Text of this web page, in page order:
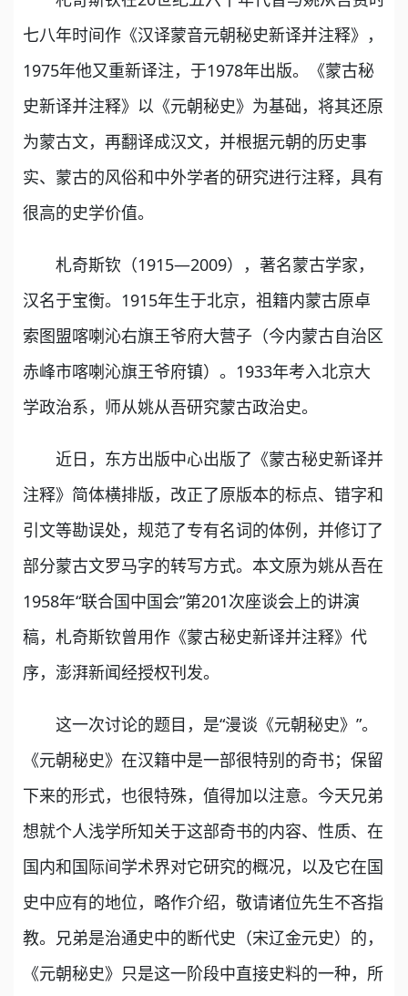
七八年时间作《汉译蒙音元朝秘史新译并注释》，
1975年他又重新译注，于1978年出版。《蒙古秘
史新译并注释》以《元朝秘史》为基础，将其还原
为蒙古文，再翻译成汉文，并根据元朝的历史事
实、蒙古的风俗和中外学者的研究进行注释，具有
很高的史学价值。
札奇斯钦（1915—2009），著名蒙古学家，
汉名于宝衡。1915年生于北京，祖籍内蒙古原卓
索图盟喀喇沁右旗王爷府大营子（今内蒙古自治区
赤峰市喀喇沁旗王爷府镇）。1933年考入北京大
学政治系，师从姚从吾研究蒙古政治史。
近日，东方出版中心出版了《蒙古秘史新译并
注释》简体横排版，改正了原版本的标点、错字和
引文等勘误处，规范了专有名词的体例，并修订了
部分蒙古文罗马字的转写方式。本文原为姚从吾在
1958年“联合国中国会”第201次座谈会上的讲演
稿，札奇斯钦曾用作《蒙古秘史新译并注释》代
序，澎湃新闻经授权刊发。
这一次讨论的题目，是“漫谈《元朝秘史》”。
《元朝秘史》在汉籍中是一部很特别的奇书；保留
下来的形式，也很特殊，值得加以注意。今天兄弟
想就个人浅学所知关于这部奇书的内容、性质、在
国内和国际间学术界对它研究的概况，以及它在国
史中应有的地位，略作介绍，敬请诸位先生不吝指
教。兄弟是治通史中的断代史（宋辽金元史）的，
《元朝秘史》只是这一阶段中直接史料的一种，所